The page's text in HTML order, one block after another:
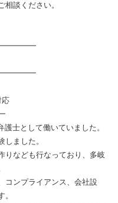
談ください。
応
士として働いていました。
ました。
りなども行なっており、多岐
コンプライアンス、会社設